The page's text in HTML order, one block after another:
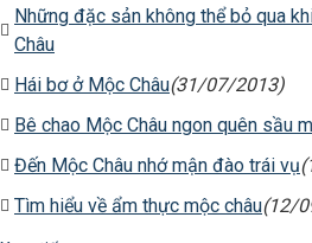
Những đặc sản không thể bỏ qua
Châu
Hái bơ ở Mộc Châu(31/07/2013)
Bê chao Mộc Châu ngon quên sầu
Đến Mộc Châu nhớ mận đào trái vụ
Tìm hiểu về ẩm thực mộc châu(12/